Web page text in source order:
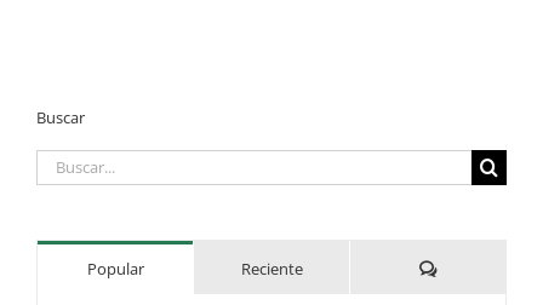
Buscar
Buscar:
Popular Reciente Comentarios